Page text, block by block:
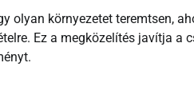
olyan környezetet teremtsen,
Ez a megközelítés javítja a